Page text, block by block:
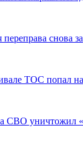
снова
ТОС попал
СВО уничтожил